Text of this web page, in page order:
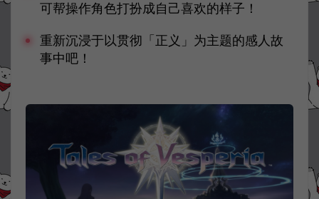
可帮操作角色打扮成自己喜欢的样子！
重新沉浸于以贯彻「正义」为主题的感人故
事中吧！